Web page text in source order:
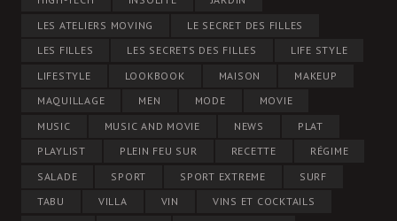
LES ATELIERS MOVING
LE SECRET DES FILLES
LES FILLES
LES SECRETS DES FILLES
LIFE STYLE
LIFESTYLE
LOOKBOOK MAISON
MAKEUP
MAQUILLAGE
MEN MODE
MOVIE
MUSIC
MUSIC AND MOVIE NEWS
PLAT
PLAYLIST
PLEIN FEU SUR RECETTE
RÉGIME
SALADE
SPORT SPORT EXTREME
SURF
TABU
VILLA VIN
VINS ET COCKTAILS